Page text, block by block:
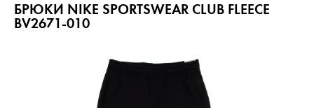
БРЮКИ NIKE SPORTSWEAR CLUB FLEECE
BV2671-010